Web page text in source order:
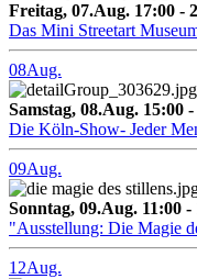
Freitag, 07.Aug. 17:00 -
Das Mini Streetart
08Aug.
Samstag, 08.Aug. 15:00
Die Köln-Show- Jeder
09Aug.
Sonntag, 09.Aug. 11:00
"Ausstellung: Die Magie
12Aug.